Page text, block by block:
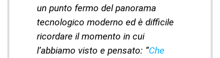
un punto fermo del panorama
tecnologico moderno ed è difficile
ricordare il momento in cui
l’abbiamo visto e pensato: “Che